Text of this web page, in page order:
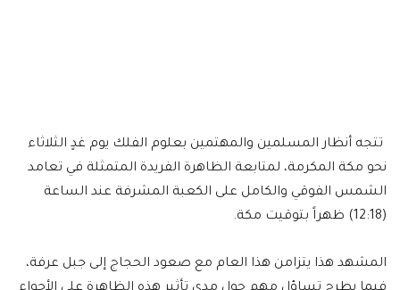
تتجه أنظار المسلمين والمهتمين بعلوم الفلك يوم غدٍ الثلاثاء
نحو مكة المكرمة، لمتابعة الظاهرة الفريدة المتمثلة في تعامد
الشمس الفوقي والكامل على الكعبة المشرفة عند الساعة
(12:18) ظهراً بتوقيت مكة.
المشهد هذا يتزامن هذا العام مع صعود الحجاج إلى جبل عرفة،